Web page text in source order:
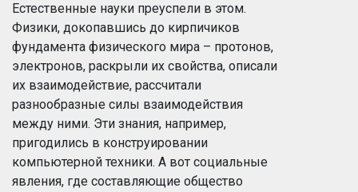
Естественные науки преуспели в этом.
Физики, докопавшись до кирпичиков
фундамента физического мира – протонов,
электронов, раскрыли их свойства, описали
их взаимодействие, рассчитали
разнообразные силы взаимодействия
между ними. Эти знания, например,
пригодились в конструировании
компьютерной техники. А вот социальные
явления, где составляющие общество